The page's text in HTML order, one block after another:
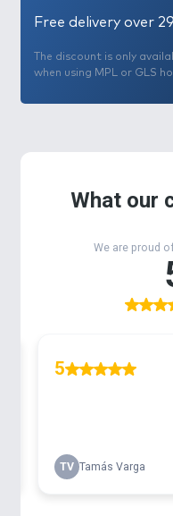
Free delivery over
The discount is only
when using MPL or GLS